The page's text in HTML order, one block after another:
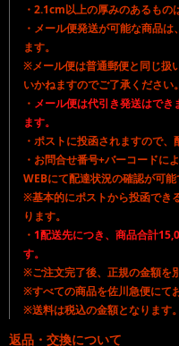
・2.1cm以上の厚みのあるもの
・メール便発送が可能な商品
ます。
※メール便は普通郵便と同じ扱
いかねますのでご了承ください。
・ メール便は代引き発送はで
ます。
・ポストに投函されますので
・お問合せ番号+バーコードに
WEBにて配達状況の確認が可能
※基本的にポストから投函でき
ります。
・ 1配送先につき、商品合計
す。
※ご注文完了後、正規の金額を
※すべての商品を佐川急便にて
※送料は税込の金額となります。
返品・交換について